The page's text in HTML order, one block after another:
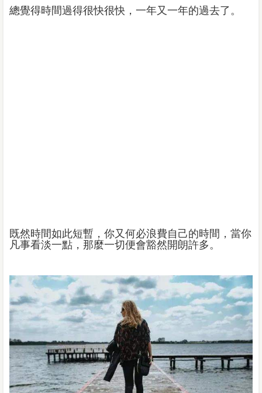
總覺得時間過得很快很快，一年又一年的過去了。
既然時間如此短暫，你又何必浪費自己的時間，當你
凡事看淡一點，那麼一切便會豁然開朗許多。